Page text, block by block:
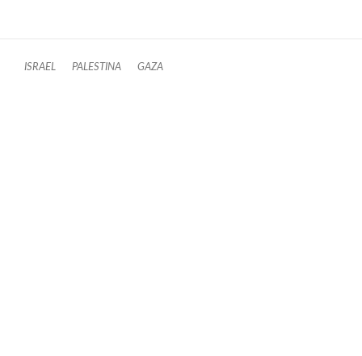
ISRAEL PALESTINA GAZA